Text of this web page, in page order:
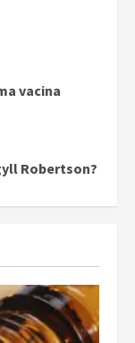
vacina
Robertson?